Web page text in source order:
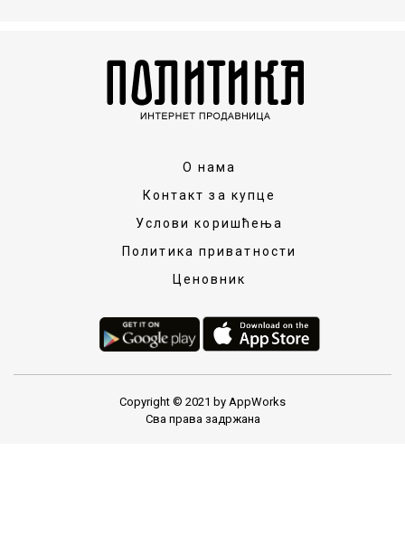
О нама
Контакт за купце
Услови коришћења
Политика приватности
Ценовник
Copyright © 2021 by AppWorks
Сва права задржана